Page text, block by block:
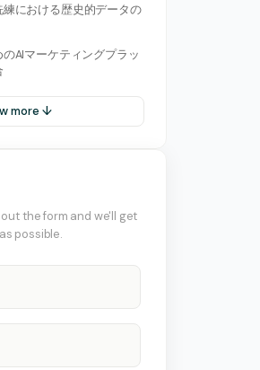
における歴史的データの
AIマーケティングプラッ
more ↓
the form and we'll get
possible.